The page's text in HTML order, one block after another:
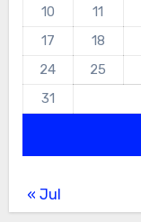
10
11
17
18
24
25
31
« Jul